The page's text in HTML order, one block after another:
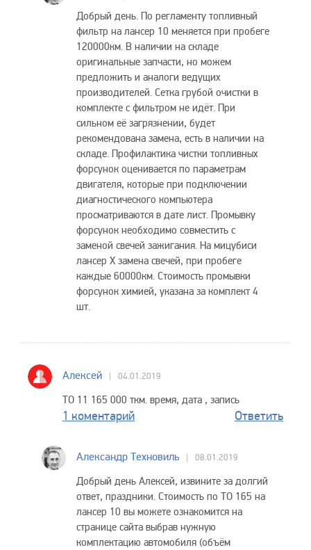
Добрый день. По регламенту топливный
фильтр на лансер 10 меняется при пробеге
120000км. В наличии на складе
оригинальные запчасти, но можем
предложить и аналоги ведущих
производителей. Сетка грубой очистки в
комплекте с фильтром не идёт. При
сильном её загрязнении, будет
рекомендована замена, есть в наличии на
складе. Профилактика чистки топливных
форсунок оценивается по параметрам
двигателя, которые при подключении
диагностического компьютера
просматриваются в дате лист. Промывку
форсунок необходимо совместить с
заменой свечей зажигания. На мицубиси
лансер X замена свечей, при пробеге
каждые 60000км. Стоимость промывки
форсунок химией, указана за комплект 4
шт.
Алексей 04.01.2019
ТО 11 165 000 ткм. время, дата , запись
1 коментарий Ответить
Александр Техновиль 08.01.2019
Добрый день Алексей, извините за долгий
ответ, праздники. Стоимость по ТО 165 на
лансер 10 вы можете ознакомится на
странице сайта выбрав нужную
комплектацию автомобиля (объём